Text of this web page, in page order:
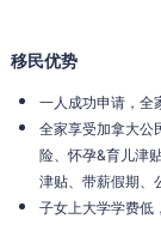
移民优势
一人成功申请，全
全家享受加拿大公
险、怀孕&育儿津
津贴、带薪假期、
子女上大学学费低